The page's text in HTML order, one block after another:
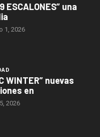
ESCALONES” una
1, 2026
WINTER” nuevas
en
2026